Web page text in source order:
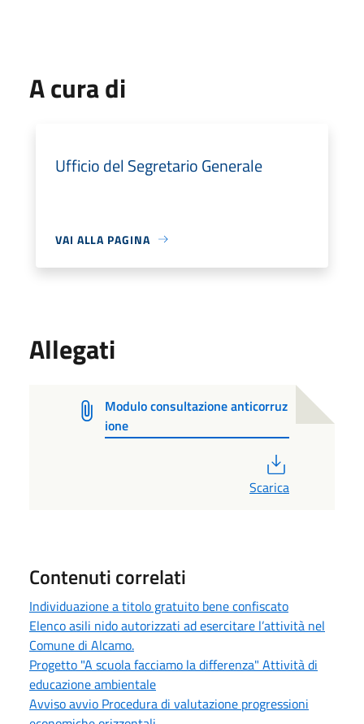
A cura di
Ufficio del Segretario Generale
VAI ALLA PAGINA
Allegati
Modulo consultazione anticorruz
ione
Scarica
Contenuti correlati
Individuazione a titolo gratuito bene confiscato
Elenco asili nido autorizzati ad esercitare l’attività nel
Comune di Alcamo.
Progetto "A scuola facciamo la differenza" Attività di
educazione ambientale
Avviso avvio Procedura di valutazione progressioni